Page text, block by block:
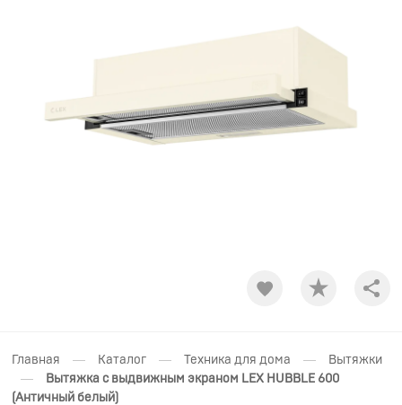
Главная — Каталог — Техника для дома — Вытяжки
—
Вытяжка с выдвижным экраном LEX HUBBLE 600
(Античный белый)